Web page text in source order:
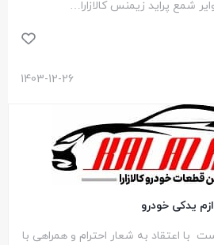
شمع پراید زیمنس کالازارا…
1403-12-26
یدکی خودرو
با اعتقاد به شعار احترام و همراهی با